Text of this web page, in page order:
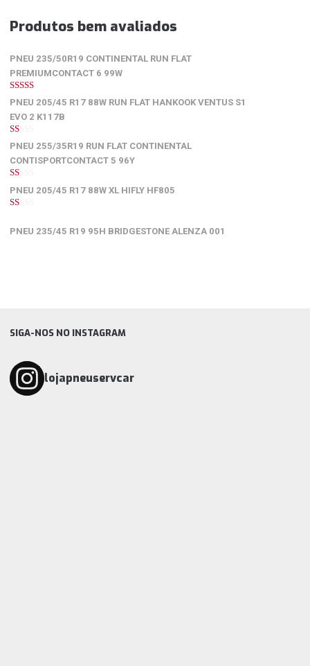
Produtos bem avaliados
PNEU 235/50R19 CONTINENTAL RUN FLAT
PREMIUMCONTACT 6 99W
5de 5
PNEU 205/45 R17 88W RUN FLAT HANKOOK VENTUS S1
EVO 2 K117B
1
de
5
PNEU 255/35R19 RUN FLAT CONTINENTAL
CONTISPORTCONTACT 5 96Y
1
de
5
PNEU 205/45 R17 88W XL HIFLY HF805
5
PNEU 235/45 R19 95H BRIDGESTONE ALENZA 001
SIGA-NOS NO INSTAGRAM
lojapneuservcar